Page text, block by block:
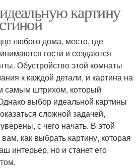
картину
любого дома, место, где
гости и создаются
Обустройство этой комнаты
к каждой детали, и картина на
самым штрихом, который
выбор идеальной картины
сложной задачей,
с чего начать. В этой
как выбрать картину, которая
интерьер, но и станет его